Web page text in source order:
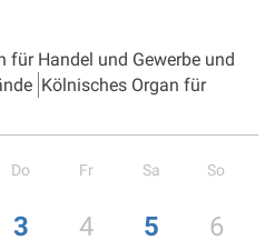
für Handel und Gewerbe und
Kölnisches Organ für
Do Fr Sa So
3 4 5 6